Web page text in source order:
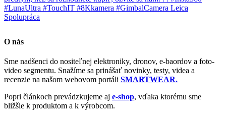
O nás
Sme nadšenci do nositeľnej elektroniky, dronov, e-baordov a foto-
video segmentu. Snažíme sa prinášať novinky, testy, videa a
recenzie na našom webovom portáli SMARTWEAR.
Popri článkoch prevádzkujeme aj e-shop, vďaka ktorému sme
bližšie k produktom a k výrobcom.